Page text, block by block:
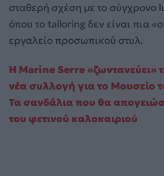
σταθερή σχέση με το σύγχρονο
όπου το tailoring δεν είναι πια
εργαλείο προσωπικού στυλ.
Η Marine Serre «ζωντανεύει»
νέα συλλογή για το Μουσείο
Τα σανδάλια που θα
του φετινού καλοκαιριού